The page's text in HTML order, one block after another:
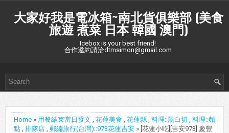
大家好我是電冰箱~南北貨俱樂部 (美食
旅遊 煮菜 日本 韓國 澳門)
Icebox is your best friend!
合作邀約請洽dtmsimon@gmail.com
Home » 用餐結束當日發文 , 花蓮美食 , 花蓮縣 , 料理::黑白切 , 料理::麵
點 , 排隊店 , 郵編旅行(台灣)::973花蓮吉安 » [花蓮小吃][吉安973] 慶豐